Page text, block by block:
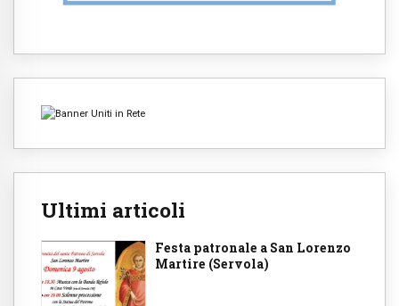
Ultimi articoli
Festa patronale a San Lorenzo
Martire (Servola)